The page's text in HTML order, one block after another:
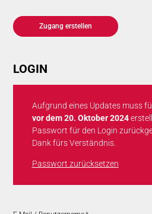
Zugang erstellen
LOGIN
Aufgrund eines Updates muss
vor dem 20. Oktober 2024
Passwort für den Login
Dank fürs Verständnis.
Passwort zurücksetzen